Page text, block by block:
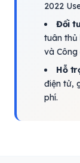
2022
Đối
tuân thủ
và
Hỗ
điện tử,
phí.